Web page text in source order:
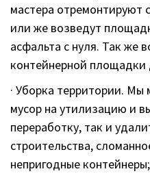
мастера отремонтируют
или же возведут
асфальта с нуля. Так же
контейнерной площадки
· Уборка территории.
мусор на утилизацию и
переработку, так и
строительства,
непригодные контейнеры;